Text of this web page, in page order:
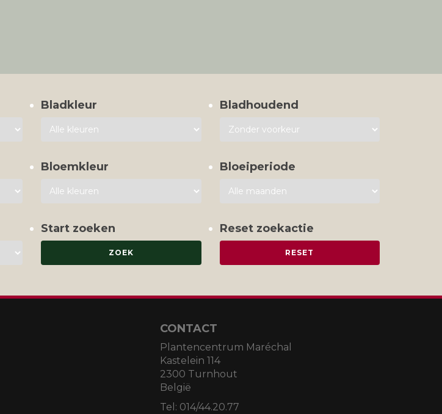
Bladkleur Bladhoudend
Bloemkleur Bloeiperiode
Start zoeken Reset zoekactie
CONTACT
Plantencentrum Maréchal
Kastelein 114
2300 Turnhout
België
Tel: 014/44.20.77